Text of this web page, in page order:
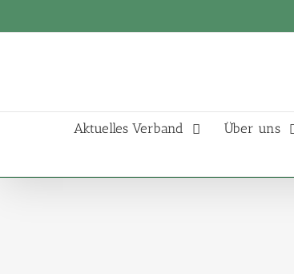
Aktuelles Verband Über uns